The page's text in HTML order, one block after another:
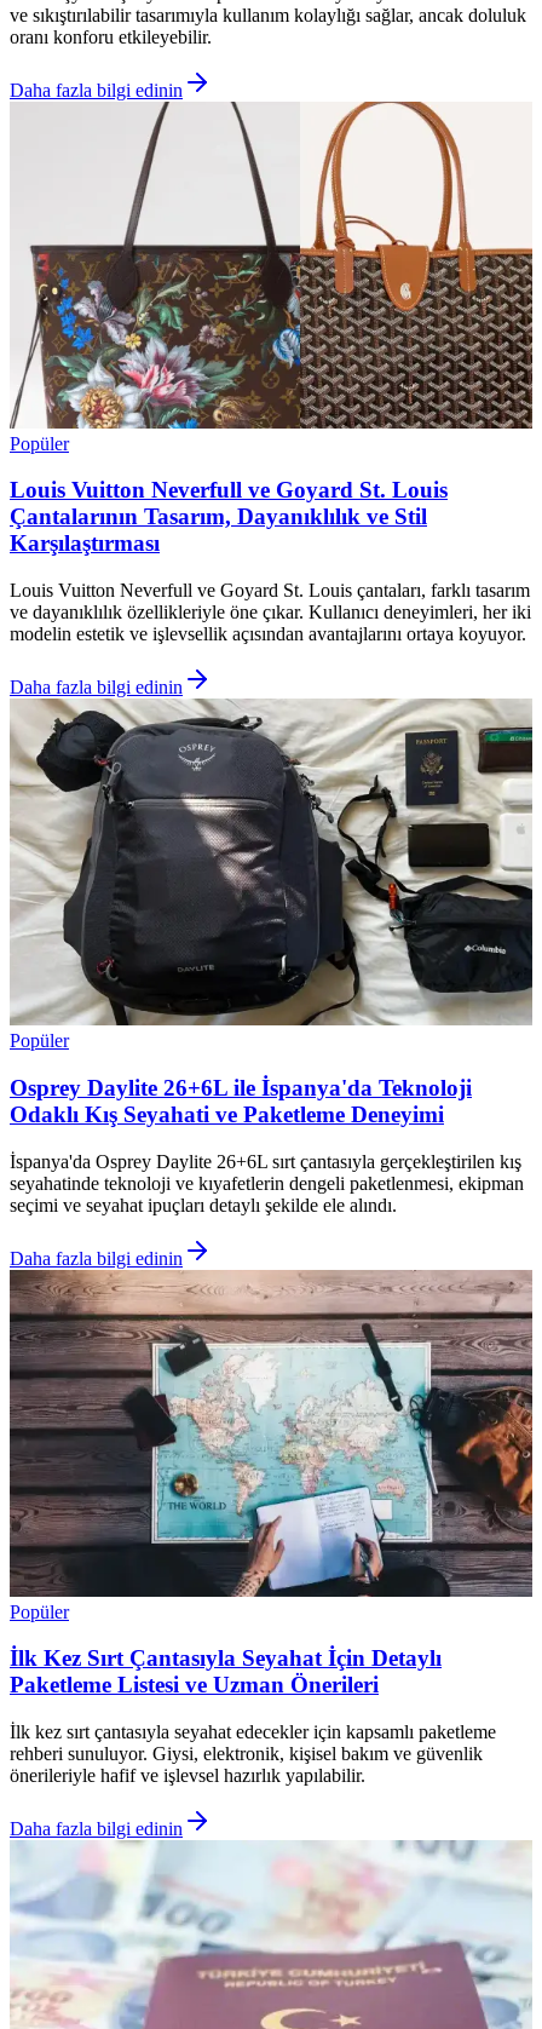
ve sıkıştırılabilir tasarımıyla kullanım kolaylığı sağlar, ancak doluluk
oranı konforu etkileyebilir.
Daha fazla bilgi edinin
Popüler
Louis Vuitton Neverfull ve Goyard St. Louis
Çantalarının Tasarım, Dayanıklılık ve Stil
Karşılaştırması
Louis Vuitton Neverfull ve Goyard St. Louis çantaları, farklı tasarım
ve dayanıklılık özellikleriyle öne çıkar. Kullanıcı deneyimleri, her iki
modelin estetik ve işlevsellik açısından avantajlarını ortaya koyuyor.
Daha fazla bilgi edinin
Popüler
Osprey Daylite 26+6L ile İspanya'da Teknoloji
Odaklı Kış Seyahati ve Paketleme Deneyimi
İspanya'da Osprey Daylite 26+6L sırt çantasıyla gerçekleştirilen kış
seyahatinde teknoloji ve kıyafetlerin dengeli paketlenmesi, ekipman
seçimi ve seyahat ipuçları detaylı şekilde ele alındı.
Daha fazla bilgi edinin
Popüler
İlk Kez Sırt Çantasıyla Seyahat İçin Detaylı
Paketleme Listesi ve Uzman Önerileri
İlk kez sırt çantasıyla seyahat edecekler için kapsamlı paketleme
rehberi sunuluyor. Giysi, elektronik, kişisel bakım ve güvenlik
önerileriyle hafif ve işlevsel hazırlık yapılabilir.
Daha fazla bilgi edinin